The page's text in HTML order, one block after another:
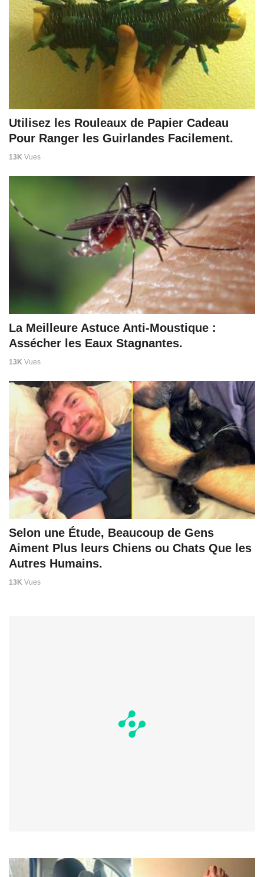
Utilisez les Rouleaux de Papier Cadeau
Pour Ranger les Guirlandes Facilement.
13K Vues
La Meilleure Astuce Anti-Moustique :
Assécher les Eaux Stagnantes.
13K Vues
Selon une Étude, Beaucoup de Gens
Aiment Plus leurs Chiens ou Chats Que les
Autres Humains.
13K Vues